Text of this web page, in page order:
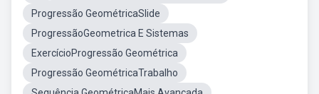
Progressão GeométricaSlide
ProgressãoGeometrica E Sistemas
ExercícioProgressão Geométrica
Progressão GeométricaTrabalho